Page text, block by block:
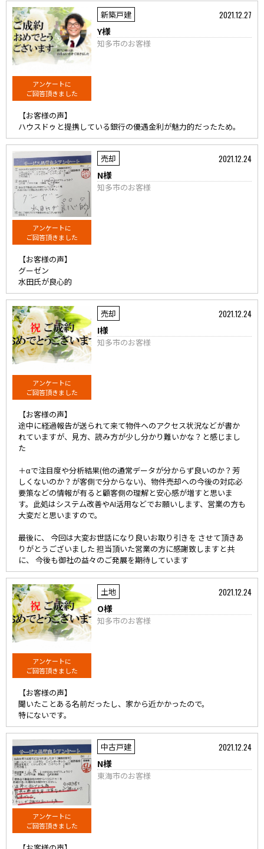
アンケートに
ご回答頂きました
新築戸建 2021.12.27
Y様
知多市のお客様
【お客様の声】
ハウスドゥと提携している銀行の優遇金利が魅力的だったため。
アンケートに
ご回答頂きました
売却 2021.12.24
N様
知多市のお客様
【お客様の声】
グーゼン
水田氏が良心的
アンケートに
ご回答頂きました
売却 2021.12.24
I様
知多市のお客様
【お客様の声】
途中に経過報告が送られて来て物件へのアクセス状況などが書か
れていますが、見方、読み方が少し分かり難いかな？と感じまし
た
＋αで注目度や分析結果(他の通常データが分からず良いのか？芳
しくないのか？が客側で分からない)、物件売却への今後の対応必
要策などの情報が有ると顧客側の理解と安心感が増すと思いま
す。此処はシステム改善やAI活用などでお願いします、営業の方も
大変だと思いますので。
最後に、 今回は大変お世話になり良いお取り引きを させて頂きあ
りがとうございました 担当頂いた営業の方に感謝致しますと共
に、 今後も御社の益々のご発展を期待しています
アンケートに
ご回答頂きました
土地 2021.12.24
O様
知多市のお客様
【お客様の声】
聞いたことある名前だったし、家から近かかったので。
特にないです。
アンケートに
ご回答頂きました
中古戸建 2021.12.24
N様
東海市のお客様